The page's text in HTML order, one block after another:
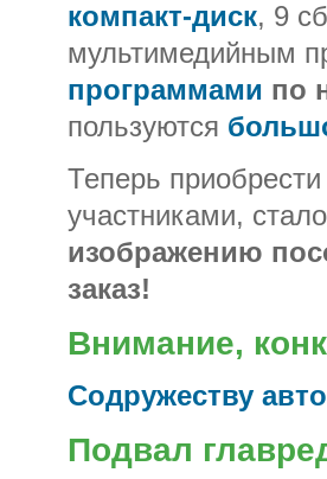
компакт-диск, 9
мультимедийным
программами по
пользуются
Теперь
участниками,
изображению
заказ!
Внимание,
Содружеству
Подвал